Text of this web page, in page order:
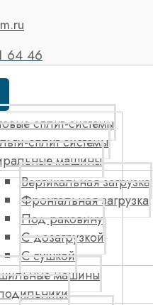
64 46
сплит-системы
сплит системы
машины
Вертикальная загрузка
Фронтальная загрузка
Под раковину
С дозагрузкой
С сушкой
машины